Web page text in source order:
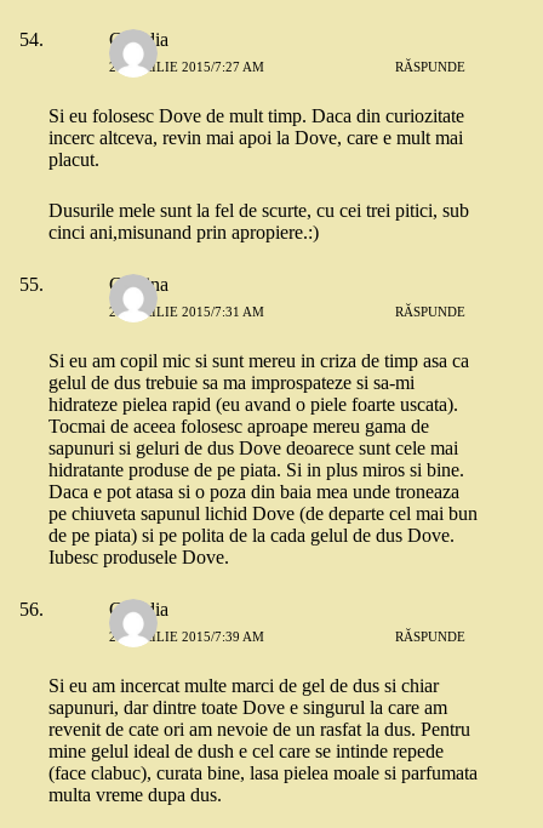
Claudia
24 APRILIE 2015/7:27 AM RĂSPUNDE
Si eu folosesc Dove de mult timp. Daca din curiozitate
incerc altceva, revin mai apoi la Dove, care e mult mai
placut.
Dusurile mele sunt la fel de scurte, cu cei trei pitici, sub
cinci ani,misunand prin apropiere.:)
Cristina
24 APRILIE 2015/7:31 AM RĂSPUNDE
Si eu am copil mic si sunt mereu in criza de timp asa ca
gelul de dus trebuie sa ma improspateze si sa-mi
hidrateze pielea rapid (eu avand o piele foarte uscata).
Tocmai de aceea folosesc aproape mereu gama de
sapunuri si geluri de dus Dove deoarece sunt cele mai
hidratante produse de pe piata. Si in plus miros si bine.
Daca e pot atasa si o poza din baia mea unde troneaza
pe chiuveta sapunul lichid Dove (de departe cel mai bun
de pe piata) si pe polita de la cada gelul de dus Dove.
Iubesc produsele Dove.
Claudia
24 APRILIE 2015/7:39 AM RĂSPUNDE
Si eu am incercat multe marci de gel de dus si chiar
sapunuri, dar dintre toate Dove e singurul la care am
revenit de cate ori am nevoie de un rasfat la dus. Pentru
mine gelul ideal de dush e cel care se intinde repede
(face clabuc), curata bine, lasa pielea moale si parfumata
multa vreme dupa dus.